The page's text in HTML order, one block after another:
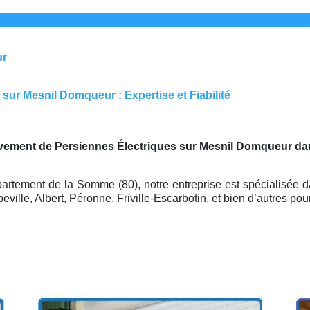
Mesnil Domqueur : Expertise et Fiabilité
de Persiennes Électriques sur Mesnil Domqueur
de la Somme (80), notre entreprise est spécialisée
Albert, Péronne, Friville-Escarbotin, et bien d’autres